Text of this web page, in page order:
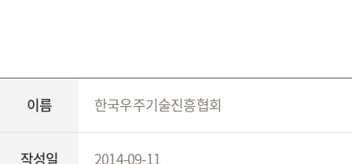
이름 한국우주기술진흥협회
작성일 2014-09-11